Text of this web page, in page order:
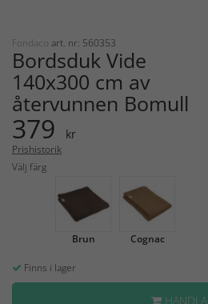
Fondaco art. nr: 560353
Bordsduk Vide
140x300 cm av
återvunnen Bomull
379 kr
Prishistorik
Välj färg
Brun Cognac
Finns i lager
HANDLA